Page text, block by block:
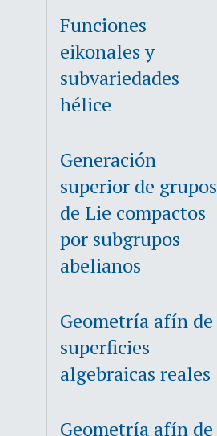
Funciones
eikonales y
subvariedades
hélice
Generación
superior de grupos
de Lie compactos
por subgrupos
abelianos
Geometría afín de
superficies
algebraicas reales
Geometría afín de